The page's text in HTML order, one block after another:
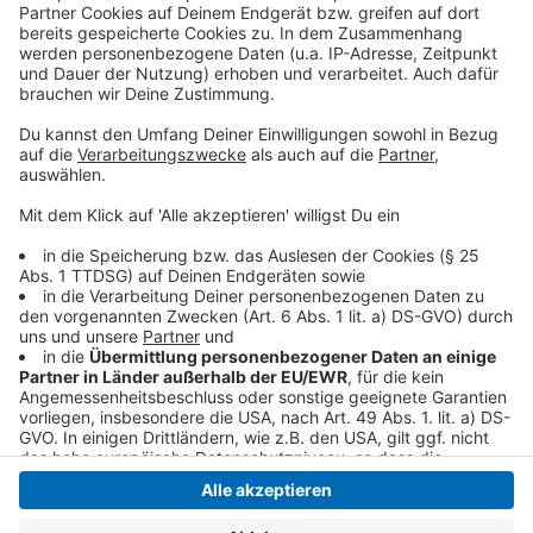
Wie reagiert die Feuerwehr, wenn in einer Stadt an
etlichen Stellen Keller volllaufen? Wieso spendet man
seinen Körper? Wie funktioniert moderne
Landwirtschaft? Das alles findet Ihr auf
mit allen Podcast-Folgen zum Talk am Sonntag.
Anzeige